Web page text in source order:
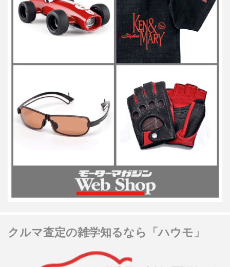
クルマ査定の雑学知るなら「ハウモ」